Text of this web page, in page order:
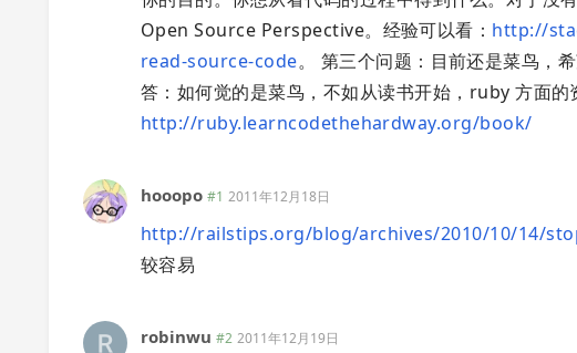
Open Source Perspective。经验可以看： http://
read-source-code。 第三个问题：目前还是菜鸟，
答：如何觉的是菜鸟，不如从读书开始，ruby 方面
http://ruby.learncodethehardway.org/book/
hooopo #1 2011年12月18日
http://railstips.org/blog/archives/2010/10/14/
较容易
robinwu #2 2011年12月19日